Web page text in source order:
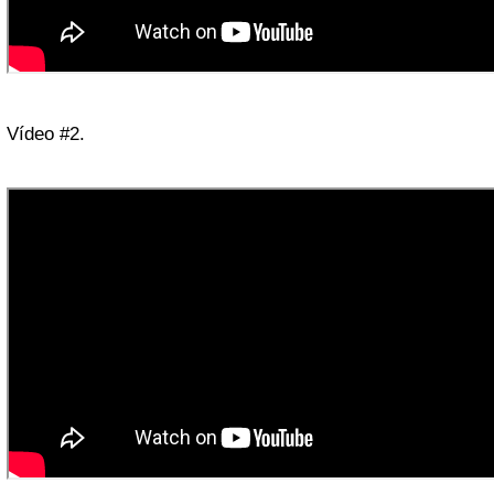
Vídeo #2.